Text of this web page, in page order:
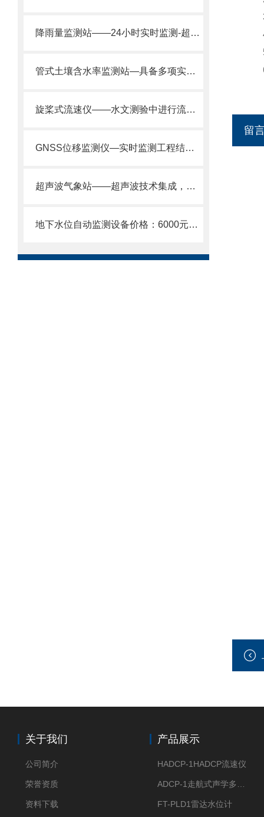
降雨量监测站——24小时实时监测-超标预警2025全+境+派+送
管式土壤含水率监测站—具备多项实用功能，能满足不同场景下的监测需求。
旋桨式流速仪——水文测验中进行流速测量的便携式流速仪2025全+境+派+送
GNSS位移监测仪—实时监测工程结构的位移情况@2024全国发货
超声波气象站——超声波技术集成，温湿风速风向等多参数，一“站”搞定。
地下水位自动监测设备价格：6000元起，深井/地下水监测适用
3.
4.
5.
6.
留
关于我们
公司简介
荣誉资质
资料下载
产品展示
HADCP-1HADCP流速仪
FT-PLD1雷达水位计